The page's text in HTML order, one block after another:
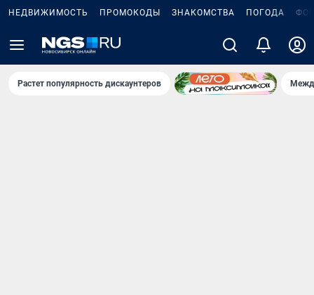
НЕДВИЖИМОСТЬ ПРОМОКОДЫ ЗНАКОМСТВА ПОГОДА
Растет популярность дискаунтеров